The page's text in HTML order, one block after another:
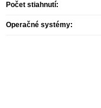
Počet stiahnutí:
Operačné systémy: